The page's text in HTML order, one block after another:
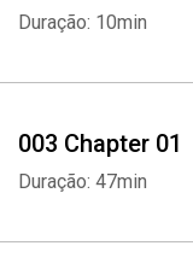
Duração: 10min
003 Chapter 01
Duração: 47min